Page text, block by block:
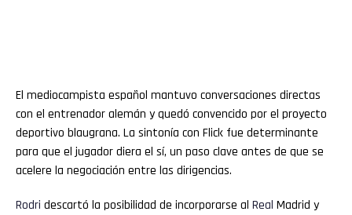
El mediocampista español mantuvo conversaciones directas
con el entrenador alemán y quedó convencido por el proyecto
deportivo blaugrana. La sintonía con Flick fue determinante
para que el jugador diera el sí, un paso clave antes de que se
acelere la negociación entre las dirigencias.
Rodri descartó la posibilidad de incorporarse al Real Madrid y